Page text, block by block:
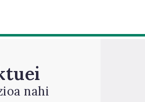
nahi